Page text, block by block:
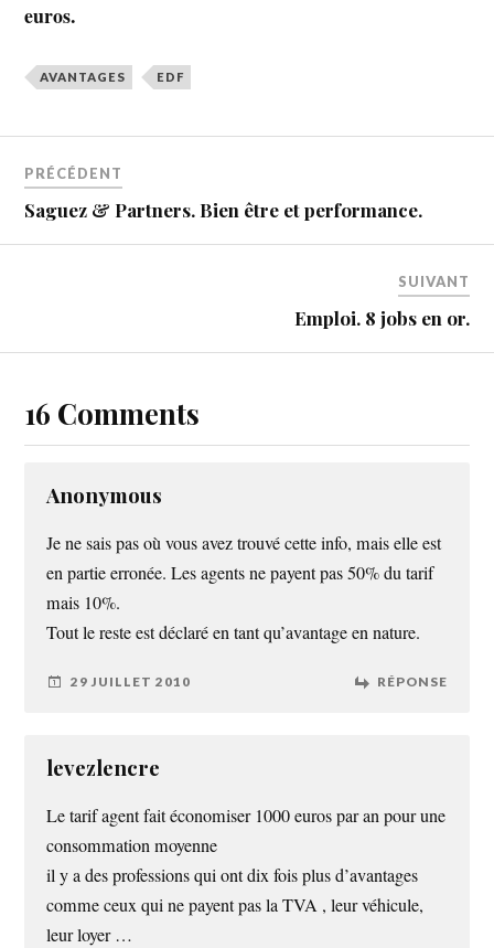
euros.
AVANTAGES EDF
PRÉCÉDENT
Saguez & Partners. Bien être et performance.
SUIVANT
Emploi. 8 jobs en or.
16 Comments
Anonymous
Je ne sais pas où vous avez trouvé cette info, mais elle est
en partie erronée. Les agents ne payent pas 50% du tarif
mais 10%.
Tout le reste est déclaré en tant qu’avantage en nature.
29 JUILLET 2010 RÉPONSE
levezlencre
Le tarif agent fait économiser 1000 euros par an pour une
consommation moyenne
il y a des professions qui ont dix fois plus d’avantages
comme ceux qui ne payent pas la TVA , leur véhicule,
leur loyer …